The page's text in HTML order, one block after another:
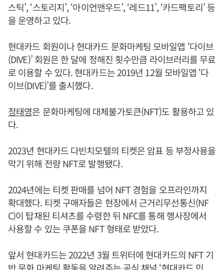
스틱’, ‘스토리지’, ‘아이언앤우드’, ‘레드11’, ‘카드팩토리’ 등
을 운영하고 있다.
현대카드 회원이나 현대카드 문화마케팅 모바일앱 ‘다이브
(DIVE)’ 회원은 한 달에 정해진 횟수만큼 라이브러리를 무료
로 이용할 수 있다. 현대카드는 2019년 12월 모바일앱 ‘다
이브(DIVE)’를 출시했다.
정태영은 문화마케팅에 대체불가토큰(NFT)도 활용하고 있
다.
2023년 현대카드 다빈치모텔의 티켓은 암표 등 부정사용을
막기 위해 전량 NFT로 발행됐다.
2024년에는 티켓 판매를 넘어 NFT 경험을 오프라인까지
확대했다. 티켓 구매자들은 현장에서 근거리무선통신(NF
C)이 탑재된 티셔츠를 수령한 뒤 NFC를 통해 행사장에서
사용할 수 있는 쿠폰을 NFT 형태로 받았다.
앞서 현대카드는 2022년 3월 트위터에 현대카드의 NFT 기
반 문화 마케팅 활동을 알려주는 공식 채널 ‘현대카드 민